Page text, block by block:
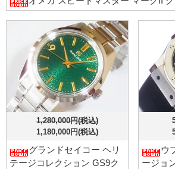
1,280,000円(税込)
1,180,000円(税込)
グランドセイコー ヘリ
テージコレクション GS9ク
ウ
ージョ